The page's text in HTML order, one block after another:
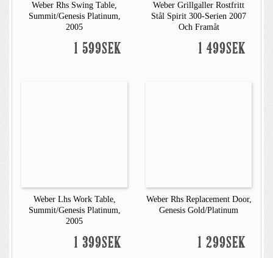
Weber Rhs Swing Table,
Summit/Genesis Platinum,
2005
1 599SEK
Weber Grillgaller Rostfritt
Stål Spirit 300-Serien 2007
Och Framåt
1 499SEK
Weber Lhs Work Table,
Summit/Genesis Platinum,
2005
1 399SEK
Weber Rhs Replacement Door,
Genesis Gold/Platinum
1 299SEK